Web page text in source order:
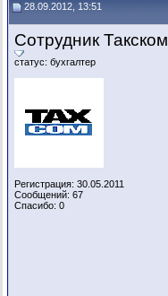
28.09.2012, 13:51
Сотрудник Такском
статус: бухгалтер
Регистрация: 30.05.2011
Сообщений: 67
Спасибо: 0